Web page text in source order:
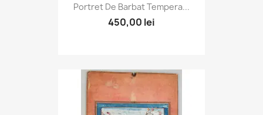
Portret De Barbat Tempera...
450,00 lei